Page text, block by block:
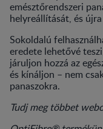
emésztőrendszeri
helyreállítását, és
Sokoldalú
eredete lehetővé
járuljon hozzá az
és kínáljon – nem
panaszokra.
Tudj meg többet